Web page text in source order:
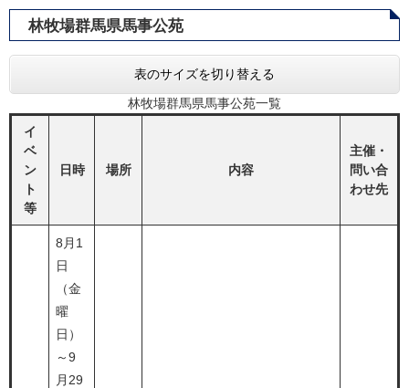
林牧場群馬県馬事公苑​​​
表のサイズを切り替える
林牧場群馬県馬事公苑一覧
イ
ベ
ン
ト
等
日時 場所 内容
主催・
問い合
わせ先
8月1
日
（金
曜
日）
～9
月29